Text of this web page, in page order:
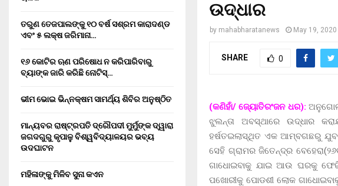
ଉଦ୍ଧାର
by mahabharatanews May 19, 2020
SHARE 0
(କଣିହାଁ/ ଜ୍ୟୋତିରଂଜନ ଧର):
ଝୁଲନ୍ତା ଅବସ୍ଥାରେ ଉଦ୍ଧାର
ହର୍ଷତଇଲାସ୍ଥିତ ଏକ ଆମ୍ବଗଛରୁ
ସେହି ଗ୍ରାମର ଜିତେନ୍ଦ୍ର
ଗାଧୋଇବାକୁ ଯାଇ ଆଉ ଘରକୁ
ପଖୋରୀକୁ ପୋଡଶୀ ଲୋକ
ତରୁଣ ତେଜପାଲଙ୍କୁ ୧୦ ବର୍ଷ ସଶ୍ରମ କାରାଦଣ୍ଡ
ଏବଂ ₹୫ ଲକ୍ଷ ଜରିମାନା…
୧୬ କୋଟିର ଋଣ ପରିଷୋଧ ନ କରିପାରିବାରୁ
ବ୍ୟାଙ୍କ ଜାରି କରିଛି ନୋଟିସ୍…
ଭୀମ ଭୋଇ ଭିନ୍ନକ୍ଷମ ସାମର୍ଥ୍ୟ ଶିବିର ଅନୁଷ୍ଠିତ
ମାନ୍ୟବର ରାଷ୍ଟ୍ରପତି ଦ୍ରୌପଦୀ ମୁର୍ମୁଙ୍କ ଦ୍ୱାରା
ଜଗଦଗୁରୁ କୃପାଳୁ ବିଶ୍ୱବିଦ୍ୟାଳୟର ଭବ୍ୟ
ଉଦଘାଟନ
ମହିଳାଙ୍କୁ ମିଳିବ ସୁନା କଏନ